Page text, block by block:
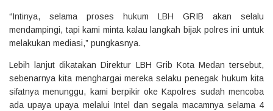
“Intinya, selama proses hukum LBH GRIB akan selalu
mendampingi, tapi kami minta kalau langkah bijak polres ini untuk
melakukan mediasi,” pungkasnya.
Lebih lanjut dikatakan Direktur LBH Grib Kota Medan tersebut,
sebenarnya kita menghargai mereka selaku penegak hukum kita
sifatnya menunggu, kami berpikir oke Kapolres sudah mencoba
ada upaya upaya melalui Intel dan segala macamnya selama 4